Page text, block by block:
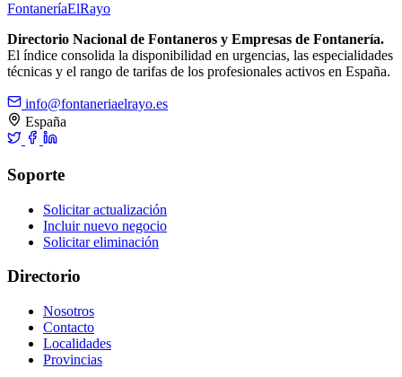
FontaneríaElRayo
Directorio Nacional de Fontaneros y Empresas de Fontanería.
El índice consolida la disponibilidad en urgencias, las especialidades
técnicas y el rango de tarifas de los profesionales activos en España.
info@fontaneriaelrayo.es
España
Soporte
Solicitar actualización
Incluir nuevo negocio
Solicitar eliminación
Directorio
Nosotros
Contacto
Localidades
Provincias